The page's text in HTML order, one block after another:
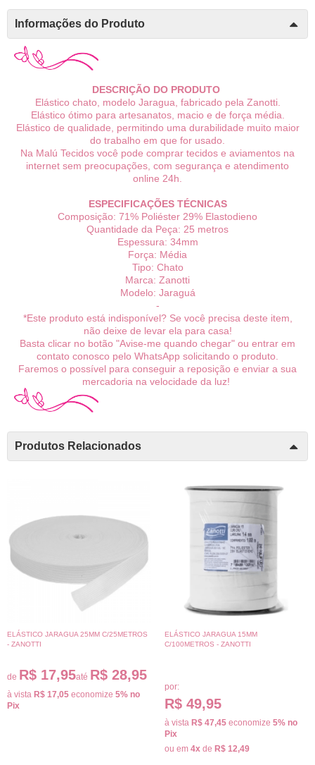
Informações do Produto
DESCRIÇÃO DO PRODUTO
Elástico chato, modelo Jaragua, fabricado pela Zanotti.
Elástico ótimo para artesanatos, macio e de força média.
Elástico de qualidade, permitindo uma durabilidade muito maior
do trabalho em que for usado.
Na Malú Tecidos você pode comprar tecidos e aviamentos na
internet sem preocupações, com segurança e atendimento
online 24h.
ESPECIFICAÇÕES TÉCNICAS
Composição: 71% Poliéster 29% Elastodieno
Quantidade da Peça: 25 metros
Espessura: 34mm
Força: Média
Tipo: Chato
Marca: Zanotti
Modelo: Jaraguá
-
*Este produto está indisponível? Se você precisa deste item,
não deixe de levar ela para casa!
Basta clicar no botão "Avise-me quando chegar" ou entrar em
contato conosco pelo WhatsApp solicitando o produto.
Faremos o possível para conseguir a reposição e enviar a sua
mercadoria na velocidade da luz!
Produtos Relacionados
ELÁSTICO JARAGUA 25MM C/25METROS
- ZANOTTI
de R$ 17,95até R$ 28,95
à vista R$ 17,05 economize 5% no
Pix
ELÁSTICO JARAGUA 15MM
C/100METROS - ZANOTTI
por:
R$ 49,95
à vista R$ 47,45 economize 5% no
Pix
ou em 4x de R$ 12,49